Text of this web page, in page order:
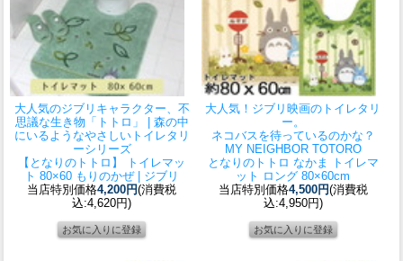
大人気のジブリキャラクター、不
思議な生き物「トトロ」 | 森の中
にいるようなやさしいトイレタリ
ーシリーズ
【となりのトトロ】 トイレマッ
ト 80×60 もりのかぜ | ジブリ
当店特別価格4,200円(消費税
込:4,620円)
大人気！ジブリ映画のトイレタリ
ー。
ネコバスを待っているのかな？
MY NEIGHBOR TOTORO
となりのトトロ なかま トイレマ
ット ロング 80×60cm
当店特別価格4,500円(消費税
込:4,950円)